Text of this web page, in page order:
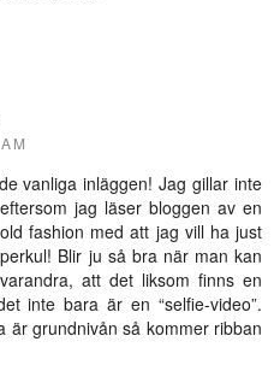
vanliga inläggen! Jag gillar inte
jag läser bloggen av en
fashion med att jag vill ha just
Blir ju så bra när man kan
att det liksom finns en
inte bara är en “selfie-video”.
är grundnivån så kommer ribban